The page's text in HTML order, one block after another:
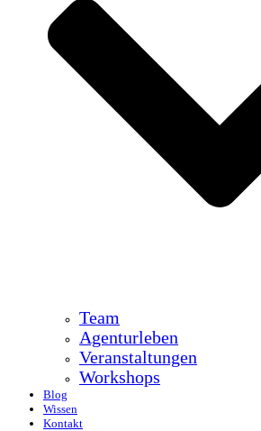
Team
Agenturleben
Veranstaltungen
Workshops
Blog
Wissen
Kontakt